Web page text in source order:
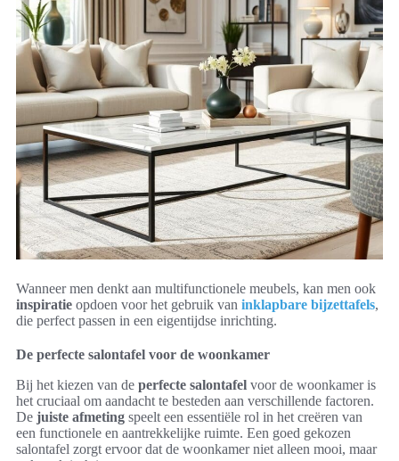
Wanneer men denkt aan multifunctionele meubels, kan men ook
inspiratie opdoen voor het gebruik van inklapbare bijzettafels,
die perfect passen in een eigentijdse inrichting.
De perfecte salontafel voor de woonkamer
Bij het kiezen van de perfecte salontafel voor de woonkamer is
het cruciaal om aandacht te besteden aan verschillende factoren.
De juiste afmeting speelt een essentiële rol in het creëren van
een functionele en aantrekkelijke ruimte. Een goed gekozen
salontafel zorgt ervoor dat de woonkamer niet alleen mooi, maar